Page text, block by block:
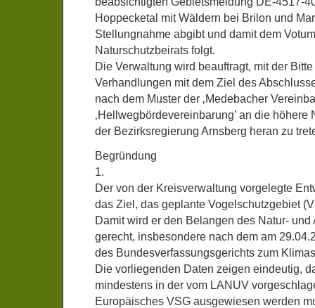
Hoppecketal mit Wäldern bei Brilon und
Stellungnahme abgibt und damit dem
Naturschutzbeirats folgt.
Die Verwaltung wird beauftragt, mit der
Verhandlungen mit dem Ziel des
nach dem Muster der ‚Medebacher
‚Hellwegbördevereinbarung’ an die höhere
der Bezirksregierung Arnsberg heran zu
Begründung
1.
Der von der Kreisverwaltung vorgelegte
das Ziel, das geplante Vogelschutzgebiet
Damit wird er den Belangen des Natur- und
gerecht, insbesondere nach dem am
des Bundesverfassungsgerichts zum
Die vorliegenden Daten zeigen eindeutig,
mindestens in der vom LANUV
Europäisches VSG ausgewiesen werden